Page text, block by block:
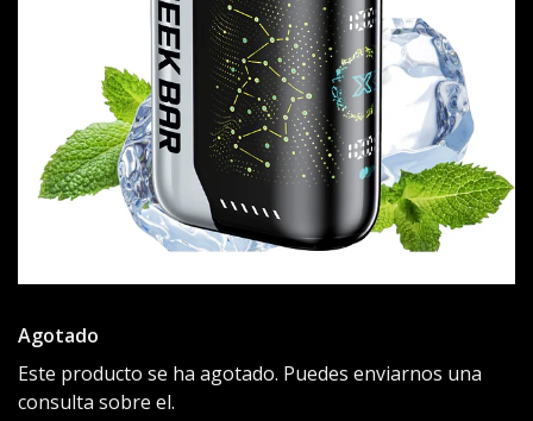
Agotado
Este producto se ha agotado. Puedes enviarnos una
consulta sobre el.